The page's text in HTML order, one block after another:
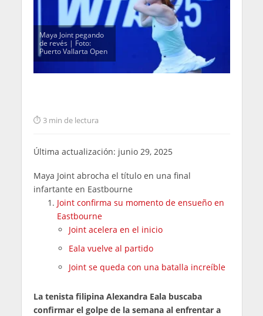
Maya Joint pegando
de revés | Foto:
Puerto Vallarta Open
3 min de lectura
Última actualización: junio 29, 2025
Maya Joint abrocha el título en una final
infartante en Eastbourne
Joint confirma su momento de ensueño en
Eastbourne
Joint acelera en el inicio
Eala vuelve al partido
Joint se queda con una batalla increíble
La tenista filipina Alexandra Eala buscaba
confirmar el golpe de la semana al enfrentar a